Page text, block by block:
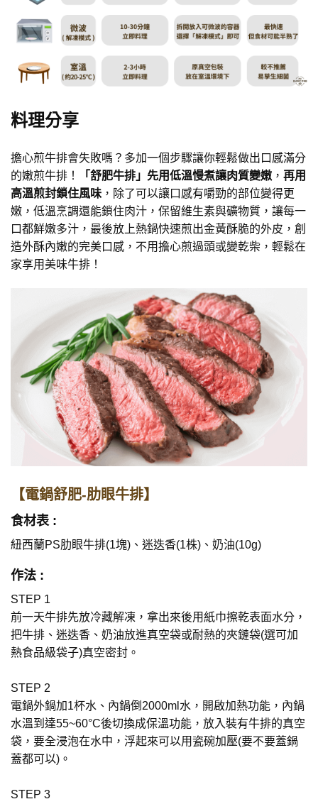
料理分享
擔心煎牛排會失敗嗎？多加一個步驟讓你輕鬆做出口感滿分
的嫩煎牛排！
「舒肥牛排」先用低溫慢煮讓肉質變嫩 ， 再用
高溫煎封鎖住風味 ，除了可以讓口感有嚼勁的部位變得更
嫩，低溫烹調還能鎖住肉汁，保留維生素與礦物質，讓每一
口都鮮嫩多汁，最後放上熱鍋快速煎出金黃酥脆的外皮，創
造外酥內嫩的完美口感，不用擔心煎過頭或變乾柴，輕鬆在
家享用美味牛排！
【電鍋舒肥-肋眼牛排】
食材表 :
紐西蘭PS肋眼牛排(1塊)、迷迭香(1株)、奶油(10g)
作法 :
STEP 1
前一天牛排先放冷藏解凍，拿出來後用紙巾擦乾表面水分，
把牛排、迷迭香、奶油放進真空袋或耐熱的夾鏈袋(選可加
熱食品級袋子)真空密封。
STEP 2
電鍋外鍋加1杯水、內鍋倒2000ml水，開啟加熱功能，內鍋
水溫到達55~60°C後切換成保溫功能，放入裝有牛排的真空
袋，要全浸泡在水中，浮起來可以用瓷碗加壓(要不要蓋鍋
蓋都可以)。
STEP 3